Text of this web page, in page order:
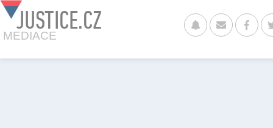
JUSTICE.CZ
MEDIACE